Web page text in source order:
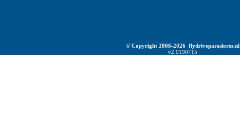
© Copyright 2008-2026 flydriveparadores.nl
v2.0190715